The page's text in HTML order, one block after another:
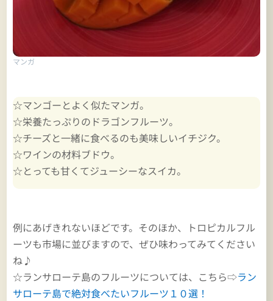
マンガ
☆マンゴーとよく似たマンガ。
☆栄養たっぷりのドラゴンフルーツ。
☆チーズと一緒に食べるのも美味しいイチジク。
☆ワインの材料ブドウ。
☆とっても甘くてジューシーなスイカ。
例にあげきれないほどです。そのほか、トロピカルフル
ーツも市場に並びますので、ぜひ味わってみてください
ね♪
☆ランサローテ島のフルーツについては、こちら⇨ラン
サローテ島で絶対食べたいフルーツ１０選！